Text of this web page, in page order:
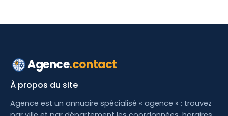
Agence.contact
À propos du site
Agence est un annuaire spécialisé « agence » : trouvez